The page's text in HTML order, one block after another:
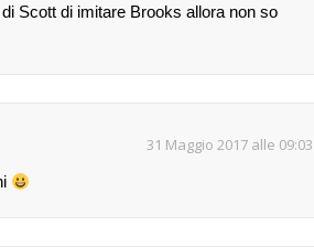
Scott di imitare Brooks allora non so
31 Maggio 2017 alle 09:03